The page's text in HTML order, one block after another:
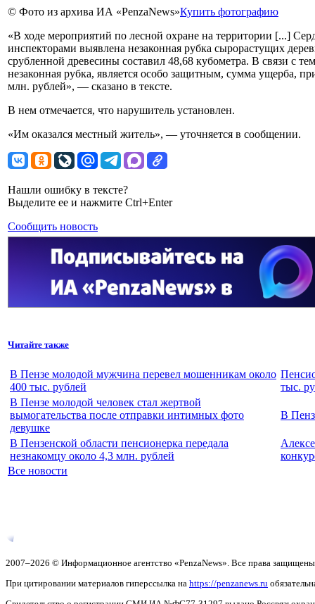
© Фото из архива ИА «PenzaNews»Купить фотографию
«В ходе мероприятий по лесной охране на территории [...]
инспекторами выявлена незаконная рубка сырорастущих
срубленной древесины составил 48,68 кубометра. В связи с
незаконная рубка, является особо защитным, сумма ущерба,
млн. рублей», — сказано в тексте.
В нем отмечается, что нарушитель установлен.
«Им оказался местный житель», — уточняется в сообщении.
Нашли ошибку в тексте?
Выделите ее и нажмите Ctrl+Enter
Сообщить новость
Читайте также
В Пензе молодой мужчина перевел мошенникам около
400 тыс. рублей
тыс.
В Пензе молодой человек стал жертвой
вымогательства после отправки интимных фото
девушке
В
В Пензенской области пенсионерка передала
незнакомцу около 4,3 млн. рублей
Все новости
2007–2026 © Информационное агентство «PenzaNews». Все права
При цитировании материалов гиперссылка на https://penzanews.ru